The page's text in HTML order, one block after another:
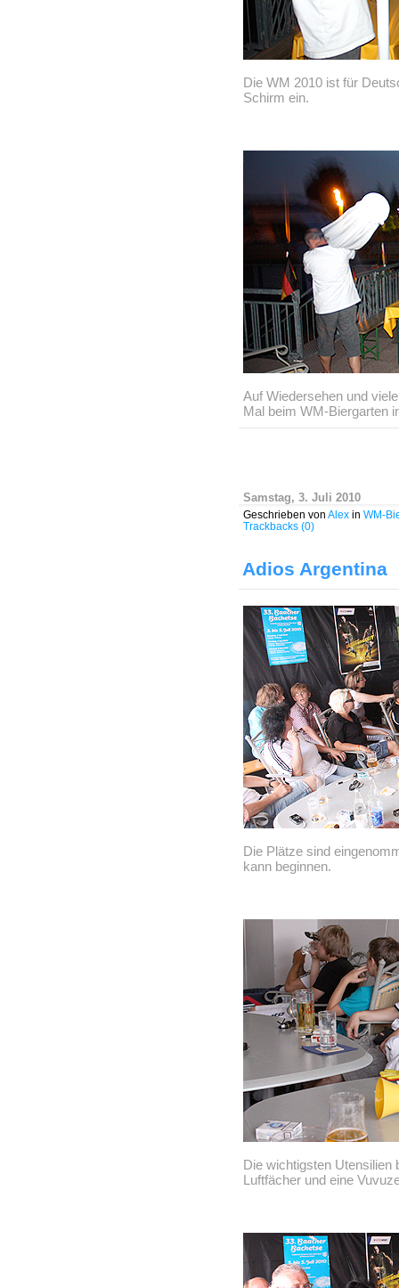
Die WM 2010 ist für
Schirm ein.
Auf Wiedersehen und
Mal beim WM-Biergarten
Samstag, 3. Juli 2010
Geschrieben von Alex in WM-
Trackbacks (0)
Adios Argentina
Die Plätze sind
kann beginnen.
Die wichtigsten Utensilien
Luftfächer und eine